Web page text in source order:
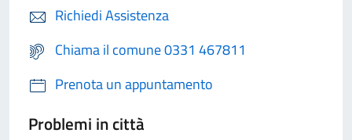
Richiedi Assistenza
Chiama il comune 0331 467811
Prenota un appuntamento
Problemi in città